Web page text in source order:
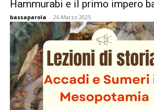
Hammurabi e il primo impero
bassaparola - 26 Marzo 2025